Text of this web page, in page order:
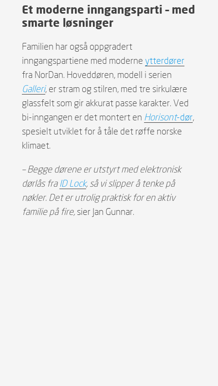
Et moderne inngangsparti – med
smarte løsninger
Familien har også oppgradert
inngangspartiene med moderne ytterdører
fra NorDan. Hoveddøren, modell i serien
Galleri, er stram og stilren, med tre sirkulære
glassfelt som gir akkurat passe karakter. Ved
bi-inngangen er det montert en Horisont-dør,
spesielt utviklet for å tåle det røffe norske
klimaet.
– Begge dørene er utstyrt med elektronisk
dørlås fra ID Lock, så vi slipper å tenke på
nøkler. Det er utrolig praktisk for en aktiv
familie på fire,sier Jan Gunnar.